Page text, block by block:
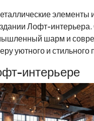
элементы
Лофт-
шарм и
уютного и стильного
интерьере